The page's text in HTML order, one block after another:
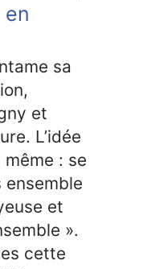
sa
et
L’idée
: se
et
».
cette